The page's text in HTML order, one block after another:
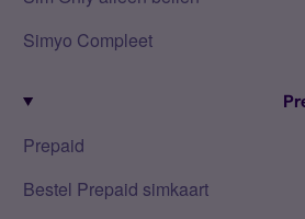
Simyo Compleet
Prepaid
Bestel Prepaid simkaart